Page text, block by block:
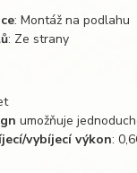
: Montáž na podlahu
: Ze strany
umožňuje
vybíjecí výkon: